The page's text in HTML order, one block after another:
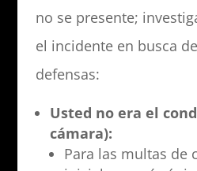
no se presente;
el incidente en busca
defensas:
Usted no era el
cámara):
Para las multas de